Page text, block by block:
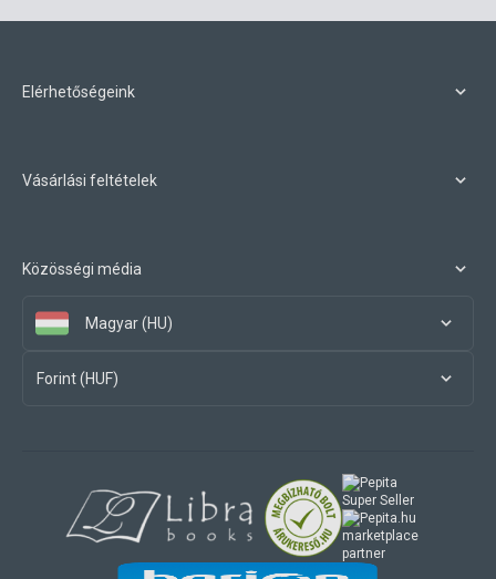
Elérhetőségeink
Vásárlási feltételek
Közösségi média
Magyar (HU)
Forint (HUF)
marketplace
partner